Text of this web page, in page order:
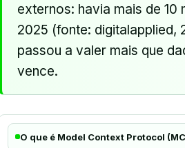
externos: havia mais de
2025 (fonte: digitalapplied,
passou a valer mais que
vence.
O que é Model Context Protocol